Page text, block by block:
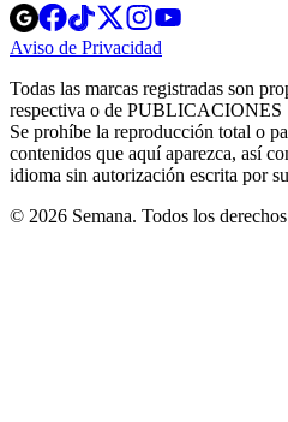
Opens
in
new
Opens
in
new
Opens
in
new
window
Opens
new
windowwindow
Aviso de Privacidad
new
window
Todas las marcas registradas son
respectiva o de
Se prohíbe la reproducción total o
contenidos que aquí aparezca, así
idioma sin autorización escrita por
© 2026 Semana. Todos los